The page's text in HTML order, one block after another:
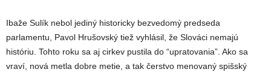
Ibaže Sulík nebol jediný historicky bezvedomý predseda
parlamentu, Pavol Hrušovský tiež vyhlásil, že Slováci nemajú
históriu. Tohto roku sa aj cirkev pustila do “upratovania”. Ako sa
vraví, nová metla dobre metie, a tak čerstvo menovaný spišský